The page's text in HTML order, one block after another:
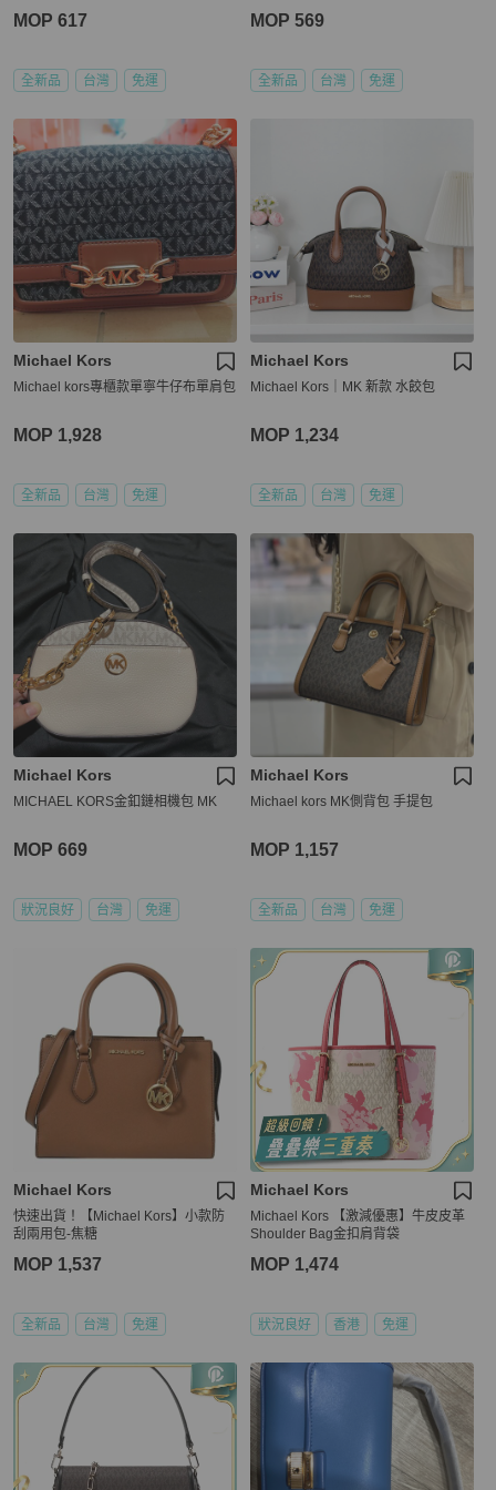
MOP 617
全新品 台灣 免運
MOP 569
全新品 台灣 免運
Michael Kors
Michael kors專櫃款單寧牛仔布單肩包
MOP 1,928
全新品 台灣 免運
Michael Kors
Michael Kors｜MK 新款 水餃包
MOP 1,234
全新品 台灣 免運
Michael Kors
MICHAEL KORS金釦鏈相機包 MK
MOP 669
狀況良好 台灣 免運
Michael Kors
Michael kors MK側背包 手提包
MOP 1,157
全新品 台灣 免運
Michael Kors
快速出貨！【Michael Kors】小款防
刮兩用包-焦糖
MOP 1,537
全新品 台灣 免運
Michael Kors
Michael Kors 【激減優惠】牛皮皮革
Shoulder Bag金扣肩背袋
MOP 1,474
狀況良好 香港 免運